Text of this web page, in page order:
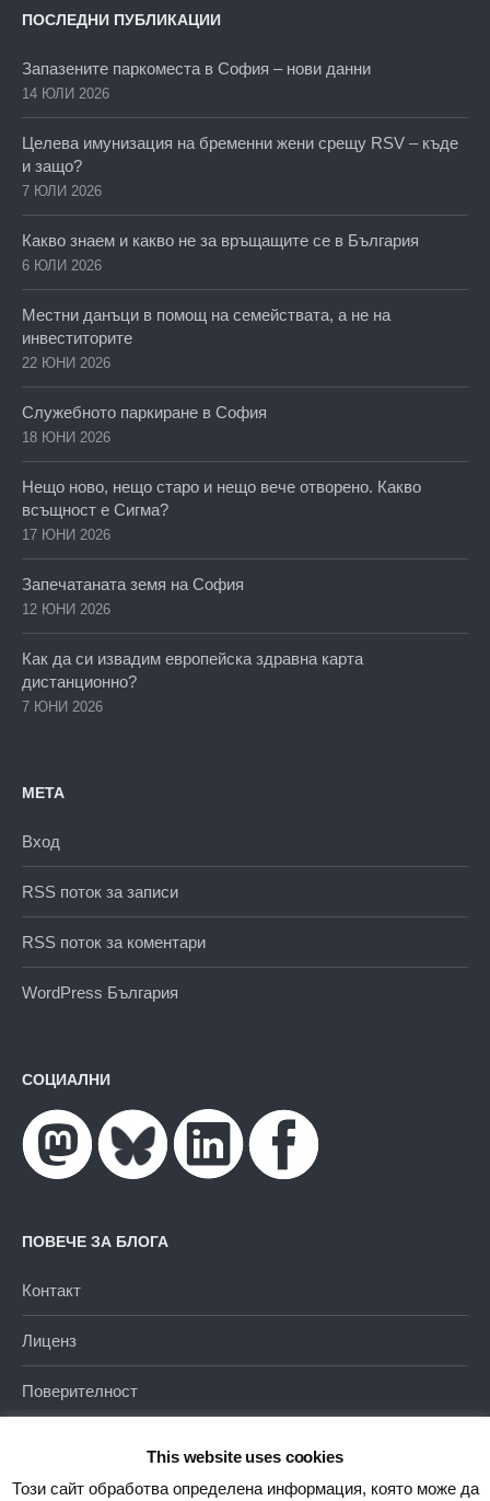
ПОСЛЕДНИ ПУБЛИКАЦИИ
Запазените паркоместа в София – нови данни
14 ЮЛИ 2026
Целева имунизация на бременни жени срещу RSV – къде
и защо?
7 ЮЛИ 2026
Какво знаем и какво не за връщащите се в България
6 ЮЛИ 2026
Местни данъци в помощ на семействата, а не на
инвеститорите
22 ЮНИ 2026
Служебното паркиране в София
18 ЮНИ 2026
Нещо ново, нещо старо и нещо вече отворено. Какво
всъщност е Сигма?
17 ЮНИ 2026
Запечатаната земя на София
12 ЮНИ 2026
Как да си извадим европейска здравна карта
дистанционно?
7 ЮНИ 2026
МЕТА
Вход
RSS поток за записи
RSS поток за коментари
WordPress България
СОЦИАЛНИ
ПОВЕЧЕ ЗА БЛОГА
Контакт
Лиценз
Поверителност
This website uses cookies
Този сайт обработва определена информация, която може да